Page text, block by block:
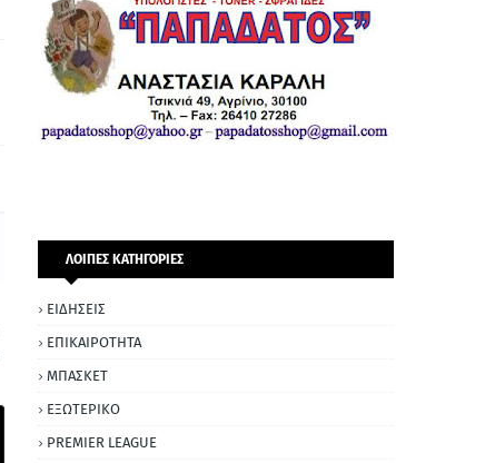
ΛΟΙΠΕΣ ΚΑΤΗΓΟΡΙΕΣ
ΕΙΔΗΣΕΙΣ
ΕΠΙΚΑΙΡΟΤΗΤΑ
ΜΠΑΣΚΕΤ
ΕΞΩΤΕΡΙΚΟ
PREMIER LEAGUE